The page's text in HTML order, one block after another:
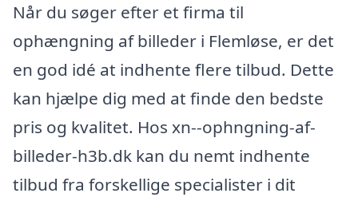
Når du søger efter et firma til
ophængning af billeder i Flemløse, er det
en god idé at indhente flere tilbud. Dette
kan hjælpe dig med at finde den bedste
pris og kvalitet. Hos xn--ophngning-af-
billeder-h3b.dk kan du nemt indhente
tilbud fra forskellige specialister i dit